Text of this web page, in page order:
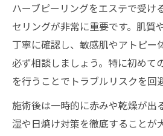
ハーブピーリングをエステで受け
セリングが非常に重要です。肌質
丁寧に確認し、敏感肌やアトピー
必ず相談しましょう。特に初めて
を行うことでトラブルリスクを回
施術後は一時的に赤みや乾燥が出
湿や日焼け対策を徹底することが